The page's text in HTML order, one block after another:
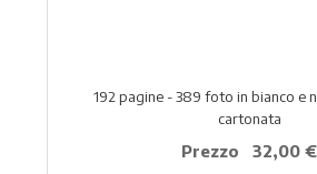
192 pagine - 389 foto in bianco e
cartonata
Prezzo 32,00 €